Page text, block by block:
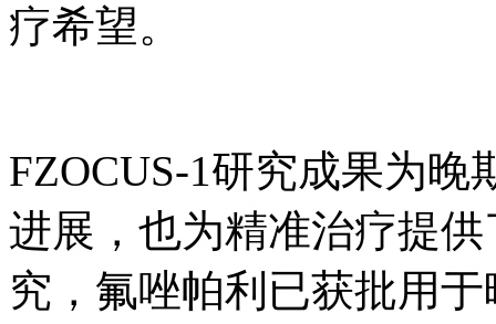
疗希望。
FZOCUS-1研究成果为
进展，也为精准治疗提
究，氟唑帕利已获批用